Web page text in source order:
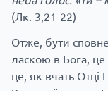
(Лк. 3,21-22)
Отже, бути
ласкою в Бога, це
це, як вчать Отці